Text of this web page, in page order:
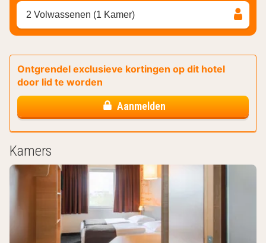
2 Volwassenen (1 Kamer)
Ontgrendel exclusieve kortingen op dit hotel
door lid te worden
Aanmelden
Kamers